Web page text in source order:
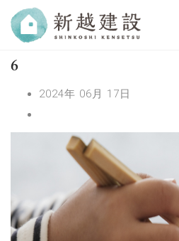
6
2024年 06月 17日